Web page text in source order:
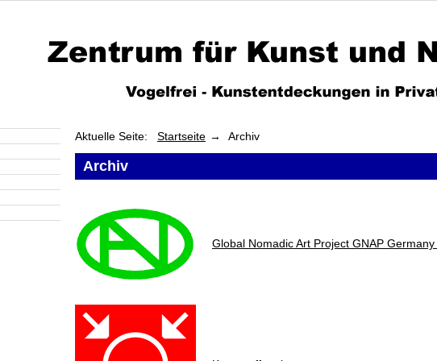
Aktuelle Seite: Startseite Archiv
Archiv
Global Nomadic Art Project GNAP